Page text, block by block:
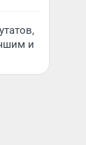
и